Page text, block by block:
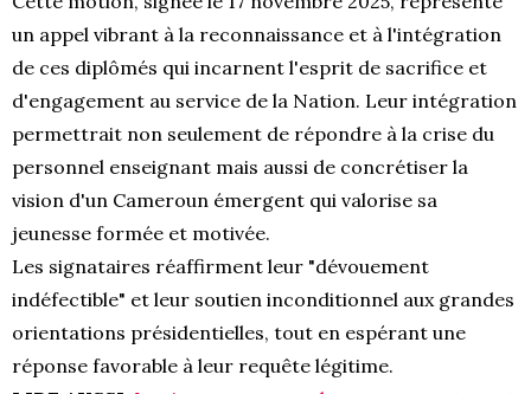
un appel vibrant à la reconnaissance et à l'intégration
de ces diplômés qui incarnent l'esprit de sacrifice et
d'engagement au service de la Nation. Leur intégration
permettrait non seulement de répondre à la crise du
personnel enseignant mais aussi de concrétiser la
vision d'un Cameroun émergent qui valorise sa
jeunesse formée et motivée.
Les signataires réaffirment leur "dévouement
indéfectible" et leur soutien inconditionnel aux grandes
orientations présidentielles, tout en espérant une
réponse favorable à leur requête légitime.